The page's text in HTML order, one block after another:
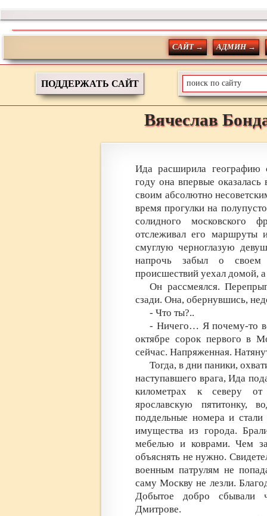
САЙТ → АДМИН →
ПОДДЕРЖАТЬ САЙТ
Вячеслав
Ида расширила географию
году она впервые
своим абсолютно
время прогулки на
солидного московского
отслеживал его
смуглую черноглазую
напрочь забыл о своем
происшествий уехал домой,
Он рассмеялся.
сзади. Она, обернувшись,
- Что ты?..
- Ничего… Я почему-то
октябре сорок первого в
сейчас. Напряженная.
Тогда, в дни паники,
наступавшего врага, Ида
километрах к северу от
ярославскую пятитонку,
поддельные номера и
имущества из города.
мебелью и коврами. Чем
объяснять не нужно.
военным патрулям не
саму Москву не лезли.
Добытое добро сбывали
Дмитрове.